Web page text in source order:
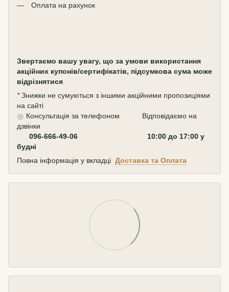
Оплата на рахунок
Звертаємо вашу увагу, що за умови використання
акційних купонів/сертифікатів, підсумкова сума може
відрізнятися
*Знижки не сумуються з іншими акційними пропозиціями
на сайті
Консультація за телефоном Відповідаємо на
дзвінки
096-666-49-06 10:00 до 17:00 у
будні
Повна інформація у вкладці Доставка та Оплата